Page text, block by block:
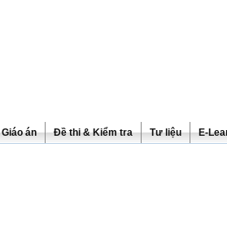
Giáo án Đề thi & Kiểm tra Tư liệu E-